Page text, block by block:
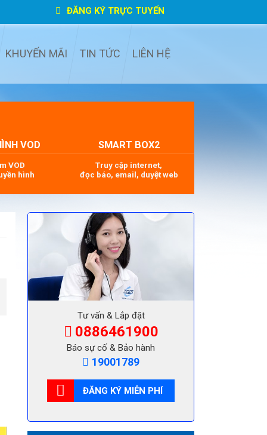
ĐĂNG KÝ TRỰC TUYẾN
KHUYẾN MÃI TIN TỨC LIÊN HỆ
VOD
VOD
hình
SMART BOX2
Truy cập internet,
đọc báo, email, duyệt web
Tư vấn & Lắp đặt
0886461900
Báo sự cố & Bảo hành
19001789
ĐĂNG KÝ MIỄN PHÍ